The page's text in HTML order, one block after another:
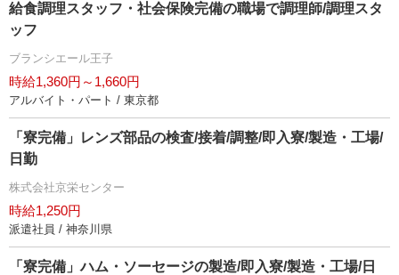
給食調理スタッフ・社会保険完備の職場で調理師/調理スタ
ッフ
ブランシエール王子
時給1,360円～1,660円
アルバイト・パート / 東京都
「寮完備」レンズ部品の検査/接着/調整/即入寮/製造・工場/
日勤
株式会社京栄センター
時給1,250円
派遣社員 / 神奈川県
「寮完備」ハム・ソーセージの製造/即入寮/製造・工場/日